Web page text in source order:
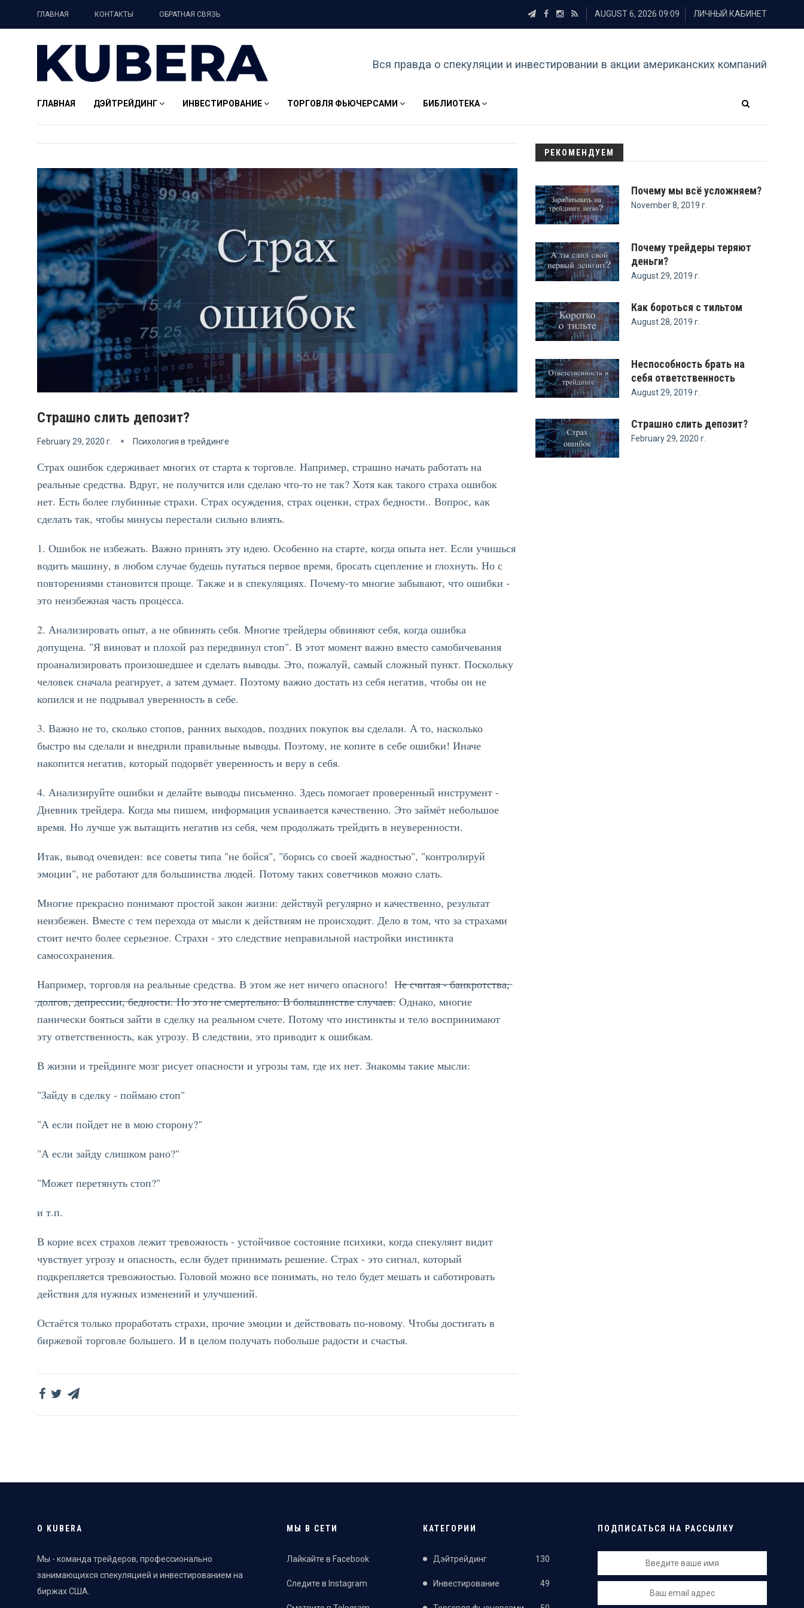
ГЛАВНАЯ КОНТАКТЫ ОБРАТНАЯ СВЯЗЬ AUGUST 6, 2026 09:09 ЛИЧНЫЙ КАБИНЕТ
Вся правда о спекуляции и инвестировании в акции американских компаний
ГЛАВНАЯ ДЭЙТРЕЙДИНГ ИНВЕСТИРОВАНИЕ ТОРГОВЛЯ ФЬЮЧЕРСАМИ БИБЛИОТЕКА
Страшно слить депозит?
February 29, 2020 г. Психология в трейдинге
Страх ошибок сдерживает многих от старта к торговле. Например, страшно начать работать на
реальные средства. Вдруг, не получится или сделаю что-то не так? Хотя как такого страха ошибок
нет. Есть более глубинные страхи. Страх осуждения, страх оценки, страх бедности.. Вопрос, как
сделать так, чтобы минусы перестали сильно влиять.
1. Ошибок не избежать. Важно принять эту идею. Особенно на старте, когда опыта нет. Если учишься
водить машину, в любом случае будешь путаться первое время, бросать сцепление и глохнуть. Но с
повторениями становится проще. Также и в спекуляциях. Почему-то многие забывают, что ошибки -
это неизбежная часть процесса.
2. Анализировать опыт, а не обвинять себя. Многие трейдеры обвиняют себя, когда ошибка
допущена. "Я виноват и плохой раз передвинул стоп". В этот момент важно вместо самобичевания
проанализировать произошедшее и сделать выводы. Это, пожалуй, самый сложный пункт. Поскольку
человек сначала реагирует, а затем думает. Поэтому важно достать из себя негатив, чтобы он не
копился и не подрывал уверенность в себе.
3. Важно не то, сколько стопов, ранних выходов, поздних покупок вы сделали. А то, насколько
быстро вы сделали и внедрили правильные выводы. Поэтому, не копите в себе ошибки! Иначе
накопится негатив, который подорвёт уверенность и веру в себя.
4. Анализируйте ошибки и делайте выводы письменно. Здесь помогает проверенный инструмент -
Дневник трейдера. Когда мы пишем, информация усваивается качественно. Это займёт небольшое
время. Но лучше уж вытащить негатив из себя, чем продолжать трейдить в неуверенности.
Итак, вывод очевиден: все советы типа "не бойся", "борись со своей жадностью", "контролируй
эмоции", не работают для большинства людей. Потому таких советчиков можно слать.
Многие прекрасно понимают простой закон жизни: действуй регулярно и качественно, результат
неизбежен. Вместе с тем перехода от мысли к действиям не происходит. Дело в том, что за страхами
стоит нечто более серьезное. Страхи - это следствие неправильной настройки инстинкта
самосохранения.
Например, торговля на реальные средства. В этом же нет ничего опасного! Н̶е̶ ̶с̶ч̶и̶т̶а̶я̶ ̶-̶ ̶б̶а̶н̶к̶р̶о̶т̶с̶т̶в̶а̶,̶
̶д̶о̶л̶г̶о̶в̶,̶ ̶д̶е̶п̶р̶е̶с̶с̶и̶и̶,̶ ̶б̶е̶д̶н̶о̶с̶т̶и̶.̶ ̶Н̶о̶ ̶э̶т̶о̶ ̶н̶е̶ ̶с̶м̶е̶р̶т̶е̶л̶ь̶н̶о̶.̶ ̶В̶ ̶б̶о̶л̶ь̶ш̶и̶н̶с̶т̶в̶е̶ ̶с̶л̶у̶ч̶а̶е̶в̶. Однако, многие
панически бояться зайти в сделку на реальном счете. Потому что инстинкты и тело воспринимают
эту ответственность, как угрозу. В следствии, это приводит к ошибкам.
В жизни и трейдинге мозг рисует опасности и угрозы там, где их нет. Знакомы такие мысли:
"Зайду в сделку - поймаю стоп"
"А если пойдет не в мою сторону?"
"А если зайду слишком рано?"
"Может перетянуть стоп?"
и т.п.
В корне всех страхов лежит тревожность - устойчивое состояние психики, когда спекулянт видит
чувствует угрозу и опасность, если будет принимать решение. Страх - это сигнал, который
подкрепляется тревожностью. Головой можно все понимать, но тело будет мешать и саботировать
действия для нужных изменений и улучшений.
Остаётся только проработать страхи, прочие эмоции и действовать по-новому. Чтобы достигать в
биржевой торговле большего. И в целом получать побольше радости и счастья.
РЕКОМЕНДУЕМ
Почему мы всё усложняем?
November 8, 2019 г.
Почему трейдеры теряют
деньги?
August 29, 2019 г.
Как бороться с тильтом
August 28, 2019 г.
Неспособность брать на
себя ответственность
August 29, 2019 г.
Страшно слить депозит?
February 29, 2020 г.
О KUBERA
Мы - команда трейдеров, профессионально
занимающихся спекуляцией и инвестированием на
биржах США.
МЫ В СЕТИ
Лайкайте в Facebook
Следите в Instagram
КАТЕГОРИИ
Дэйтрейдинг 130
Инвестирование 49
ПОДПИСАТЬСЯ НА РАССЫЛКУ